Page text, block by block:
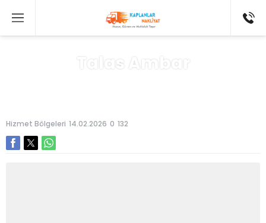
Talas Ambar
Hizmet Bölgeleri 14.02.2026 0 132